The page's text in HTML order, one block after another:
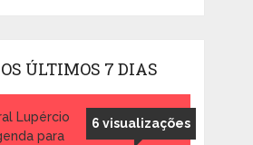
ÚLTIMOS 7 DIAS
6 visualizações
Lupércio
para